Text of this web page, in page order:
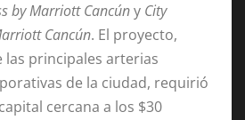
by Marriott Cancúny City
Cancún. El proyecto,
las principales arterias
de la ciudad, requirió
cercana a los $30